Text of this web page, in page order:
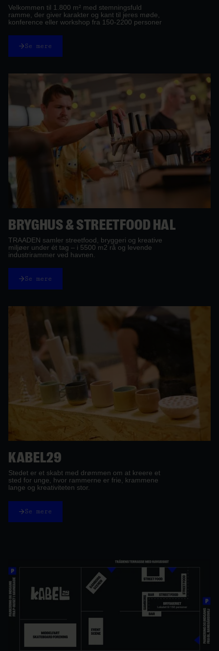
Velkommen til 1.800 m² med stemningsfuld
ramme, der giver karakter og kant til jeres møde,
konference eller workshop fra 150-2200 personer
Se mere
BRYGHUS & STREETFOOD HAL
TRAADEN samler streetfood, bryggeri og kreative
miljøer under ét tag – i 5500 m2 rå og levende
industrirammer ved havnen.
Se mere
KABEL29
Stedet er et skabt med drømmen om at kreere et
sted for unge, hvor rammerne er frie, krammene
lange og kreativiteten stor.
Se mere